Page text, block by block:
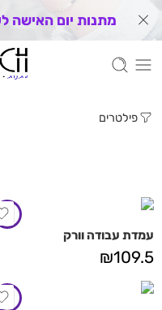
מתנות יום האישה
פילטרים
עמדת עבודה וורק
₪109.5